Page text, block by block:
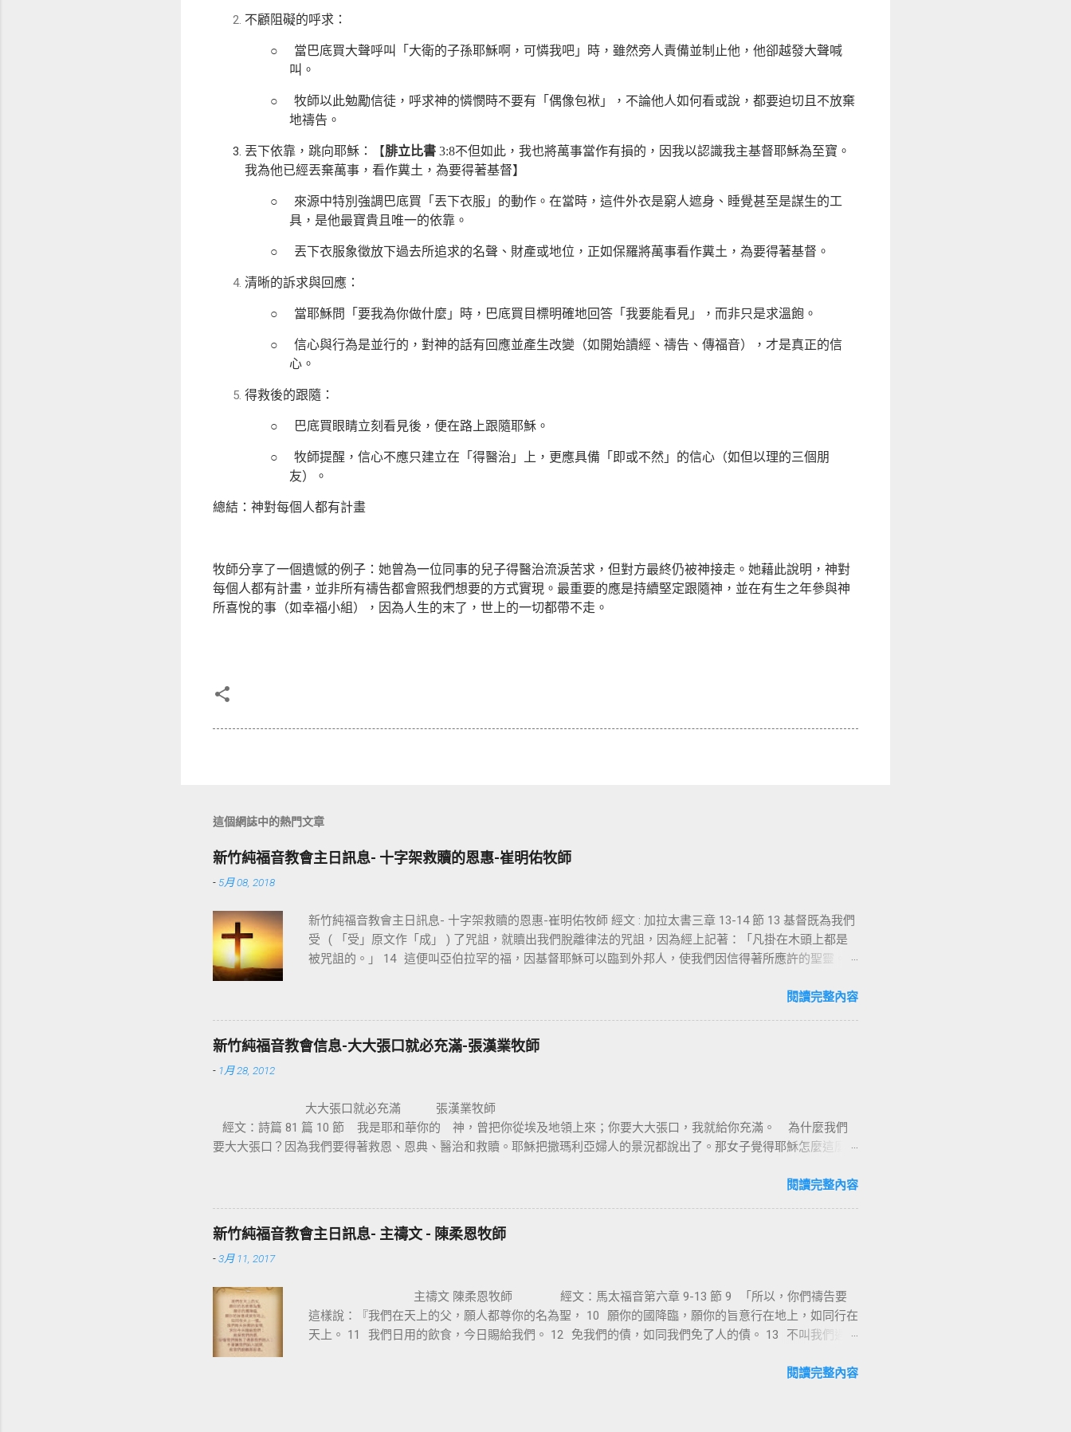
不顧阻礙的呼求：
○
當巴底買大聲呼叫「大衛的子孫耶穌啊，可憐我吧」時，雖然旁人責備並制止他，他卻越發大聲喊
叫。
○
牧師以此勉勵信徒，呼求神的憐憫時不要有「偶像包袱」，不論他人如何看或說，都要迫切且不放棄
地禱告。
丟下依靠，跳向耶穌： 【腓立比書 3:8不但如此，我也將萬事當作有損的，因我以認識我主基督耶穌為至寶。
我為他已經丟棄萬事，看作糞土，為要得著基督】
○
來源中特別強調巴底買「丟下衣服」的動作。在當時，這件外衣是窮人遮身、睡覺甚至是謀生的工
具，是他最寶貴且唯一的依靠。
○ 丟下衣服象徵放下過去所追求的名聲、財產或地位，正如保羅將萬事看作糞土，為要得著基督。
清晰的訴求與回應：
○ 當耶穌問「要我為你做什麼」時，巴底買目標明確地回答「我要能看見」，而非只是求溫飽。
○
信心與行為是並行的，對神的話有回應並產生改變（如開始讀經、禱告、傳福音），才是真正的信
心。
得救後的跟隨：
○ 巴底買眼睛立刻看見後，便在路上跟隨耶穌。
○
牧師提醒，信心不應只建立在「得醫治」上，更應具備「即或不然」的信心（如但以理的三個朋
友）。
總結：神對每個人都有計畫
牧師分享了一個遺憾的例子：她曾為一位同事的兒子得醫治流淚苦求，但對方最終仍被神接走。她藉此說明，神對
每個人都有計畫，並非所有禱告都會照我們想要的方式實現。最重要的應是持續堅定跟隨神，並在有生之年參與神
所喜悅的事（如幸福小組），因為人生的末了，世上的一切都帶不走。
這個網誌中的熱門文章
新竹純福音教會主日訊息- 十字架救贖的恩惠-崔明佑牧師
- 5月 08, 2018
新竹純福音教會主日訊息- 十字架救贖的恩惠-崔明佑牧師 經文 : 加拉太書三章 13-14 節 13 基督既為我們
受 ( 「受」原文作「成」 ) 了咒詛，就贖出我們脫離律法的咒詛，因為經上記著：「凡掛在木頭上都是
被咒詛的。」 14 這便叫亞伯拉罕的福，因基督耶穌可以臨到外邦人，使我們因信得著所應許的聖靈。
穌。使徒保羅對哥林多的教會說：我不以我的智慧言語來傳講神的福音，我立定心志除了耶穌基督並祂釘
神的能力，我們是因耶穌基督成為新造的人。 林後 5:17 若有人在基督裡，他就是新造的人，舊事已過，
都變成新的了。 在基督裡成為新造的人有兩個意義：一是修理舊的，使它能像新的一樣；二是把舊的全
架也成為愛與犧牲的象徵。 一個真正體會耶穌基督救贖恩典的人，才能樂意感謝的背起耶穌基督給我
們的十字架，耶穌在十字架上給我們什麼恩典呢 ? 一、從律法中得釋放 ：耶穌基督在十字架上捨身流
血，讓我們從律法的綑綁中得釋放，沒有罪的耶穌為有罪的我們，流出寶血救贖我們、讓我們罪得赦免。
與以色列百姓立約，立約的根據就是十誡命，若沒有做到就會受到審判。我們若遵行誡命，耶和華的祝福
就臨到我們身上 ( 申 28:1-14) ； 反之 ， 耶和華的咒詛就臨到 ( 申 28:15-68) 。 世人都犯了罪 ， 虧缺主
的榮耀 ， 人是無法解決罪的問題，唯有藉著耶穌基督十字架的救贖，才能讓我們從律法的咒詛 ( 貧窮 、
疾病 、 失敗 、 受外邦壓制 ) 中得到釋放 。賽 53:5 因他受的鞭傷我們得醫治。詩 103:3 他赦免你的一切
閱讀完整內容
新竹純福音教會信息-大大張口就必充滿-張漢業牧師
- 1月 28, 2012
大大張口就必充滿 張漢業牧師
經文：詩篇 81 篇 10 節 我是耶和華你的 神，曾把你從埃及地領上來；你要大大張口，我就給你充滿。 為什麼我們
要大大張口？因為我們要得著救恩、恩典、醫治和救贖。耶穌把撒瑪利亞婦人的景況都說出了。那女子覺得耶穌怎麼這麼厲
門口，看見一位生來瘸腿的，彼得說：【 金和銀我都没有，只把我所擁有的給你，我奉拿撒勒人耶穌的名，叫你起來行
但我已經得到醫治了」。 神喜歡我們大大張口，因為祂喜歡我們把內心實際的表達出來。 神不是不知道我們內心的狀況和
遭遇，並不是祂缺乏而不能給我們，重要的是很多的人，他没有祈求、没有宣告、没有求告 神。 ( 太七 7-8...
閱讀完整內容
新竹純福音教會主日訊息- 主禱文 - 陳柔恩牧師
-3月 11, 2017
主禱文 陳柔恩牧師 經文：馬太福音第六章 9-13 節 9 「所以，你們禱告要
這樣說：『我們在天上的父，願人都尊你的名為聖， 10 願你的國降臨，願你的旨意行在地上，如同行在
天上。 11 我們日用的飲食，今日賜給我們。 12 免我們的債，如同我們免了人的債。 13 不叫我們遇見
他的門徒如何禱告的一篇禱告詞，也可以視為我們禱告的範本，因為它的內容比較全備，包含了對象、次
閱讀完整內容